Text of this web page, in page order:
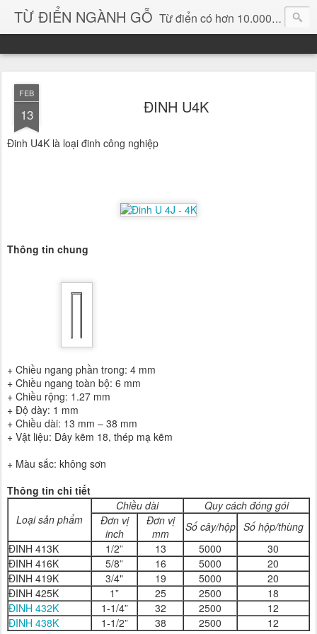
TỪ ĐIỂN NGÀNH GỖ Từ điển có hơn 10.000 từ chuyên ngành gỗ và hình ảnh, video, phần mềm chuyên ngành gỗ. chuyên dùng tìm kiếm, thông tin, vật liệu mới, sản phẩm, ý tưởng, thiết kế, sản xuất, thương mại ngành gỗ...
FEB
13 ĐINH U4K
Đinh U4K là loại đinh công nghiệp
Thông tin chung
+ Chiều ngang phần trong: 4 mm
+ Chiều ngang toàn bộ: 6 mm
+ Chiều rộng: 1.27 mm
+ Độ dày: 1 mm
+ Chiều dài: 13 mm – 38 mm
+ Vật liệu: Dây kẽm 18, thép mạ kẽm
+ Màu sắc: không sơn
Thông tin chi tiết
Loại sản phẩm
Chiều dài
Quy cách đóng gói
Đơn vị
inch
Đơn vị
mm
Số cây/hộp Số hộp/thùng
ĐINH 413K
1/2” 13 5000
30
ĐINH 416K
5/8” 16 5000
20
ĐINH 419K
3/4" 19 5000
20
ĐINH 425K
1” 25 2500
18
ĐINH 432K
1-1/4” 32 2500
12
ĐINH 438K
1-1/2” 38 2500 12